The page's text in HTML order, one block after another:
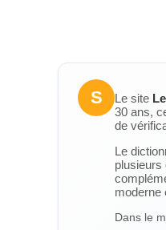
S Le site
30 ans,
de
Le
plusieurs
moderne
Dans le